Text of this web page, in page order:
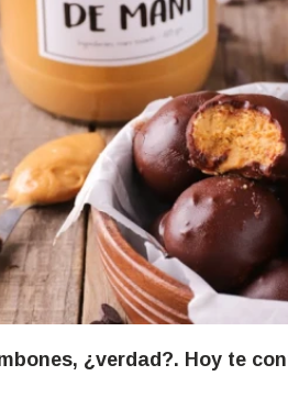
¿verdad?. Hoy te